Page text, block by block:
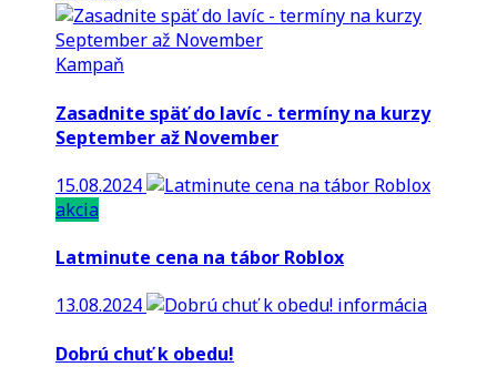
Kampaň
Zasadnite späť do lavíc - termíny na kurzy
September až November
15.08.2024
akcia
Latminute cena na tábor Roblox
13.08.2024
informácia
Dobrú chuť k obedu!